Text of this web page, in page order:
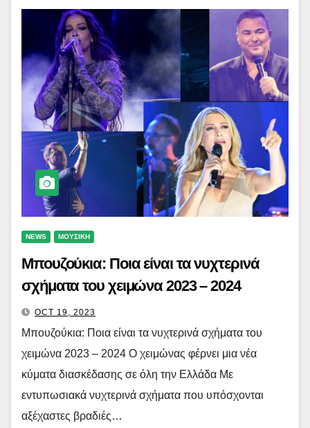
NEWS ΜΟΥΣΙΚΗ
Μπουζούκια: Ποια είναι τα νυχτερινά
σχήματα του χειμώνα 2023 – 2024
OCT 19, 2023
Μπουζούκια: Ποια είναι τα νυχτερινά σχήματα του
χειμώνα 2023 – 2024 Ο χειμώνας φέρνει μια νέα
κύματα διασκέδασης σε όλη την Ελλάδα Με
εντυπωσιακά νυχτερινά σχήματα που υπόσχονται
αξέχαστες βραδιές…